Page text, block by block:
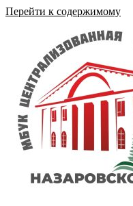
Перейти к содержимому